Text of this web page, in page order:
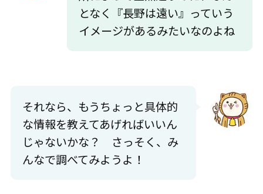
となく『長野は遠い』っていう
イメージがあるみたいなのよね
それなら、もうちょっと具体的
な情報を教えてあげればいいん
じゃないかな？ さっそく、み
んなで調べてみようよ！